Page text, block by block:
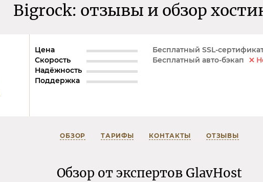
Bigrock: отзывы и обзор
Цена
Скорость
Надёжность
Поддержка
Бесплатный SSL-
Бесплатный авто-бэкап
ОБЗОР ТАРИФЫ КОНТАКТЫ ОТЗЫВЫ
Обзор от экспертов GlavHost